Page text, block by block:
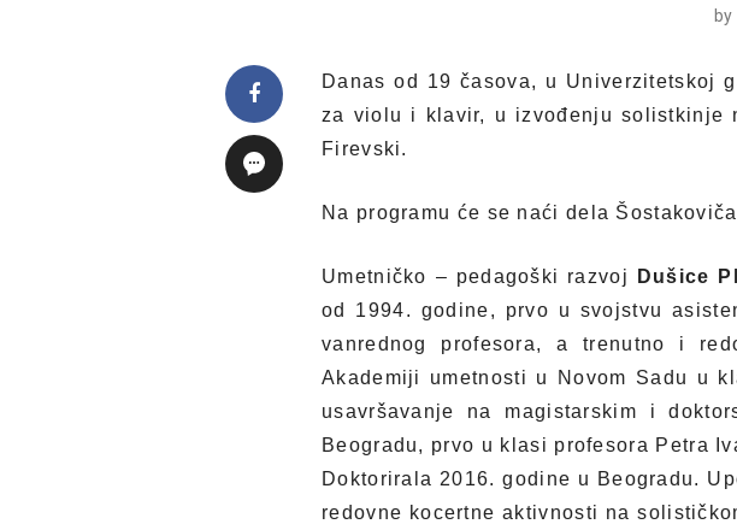
by
Danas od 19 časova, u Univerzitetskoj
za violu i klavir, u izvođenju solistkinje
Firevski.
Na programu će se naći dela
Umetničko – pedagoški razvoj Dušice
od 1994. godine, prvo u svojstvu
vanrednog profesora, a trenutno i
Akademiji umetnosti u Novom Sadu u
usavršavanje na magistarskim i
Beogradu, prvo u klasi profesora Petra
Doktorirala 2016. godine u Beogradu.
redovne kocertne aktivnosti na